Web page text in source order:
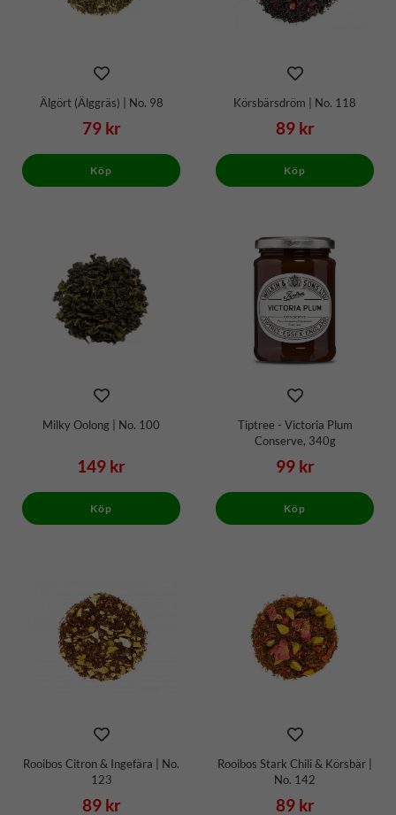
Älgört (Älggräs) | No. 98
79 kr
Köp
Körsbärsdröm | No. 118
89 kr
Köp
Milky Oolong | No. 100
149 kr
Köp
Tiptree - Victoria Plum
Conserve, 340g
99 kr
Köp
Rooibos Citron & Ingefära | No.
123
89 kr
Rooibos Stark Chili & Körsbär |
No. 142
89 kr